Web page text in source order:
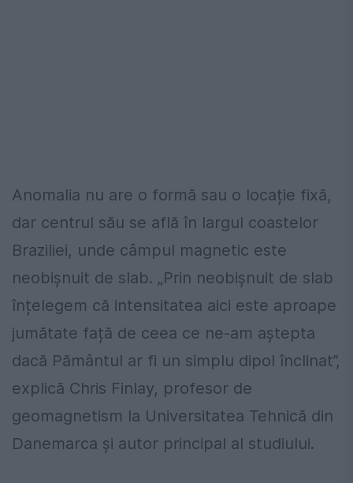
Anomalia nu are o formă sau o locație fixă,
dar centrul său se află în largul coastelor
Braziliei, unde câmpul magnetic este
neobișnuit de slab. „Prin neobișnuit de slab
înțelegem că intensitatea aici este aproape
jumătate față de ceea ce ne-am aștepta
dacă Pământul ar fi un simplu dipol înclinat”,
explică Chris Finlay, profesor de
geomagnetism la Universitatea Tehnică din
Danemarca și autor principal al studiului.